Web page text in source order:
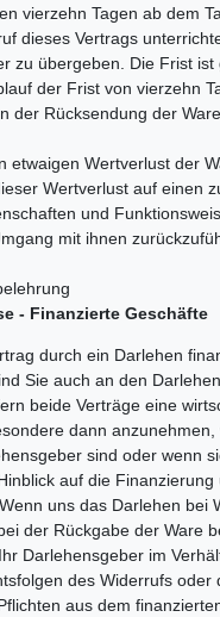
vierzehn Tagen ab dem
dieses Vertrags
zu übergeben. Die Frist ist
der Frist von vierzehn
der Rücksendung der
etwaigen Wertverlust der
Wertverlust auf einen
und
mit ihnen
- Finanzierte Geschäfte
durch ein Darlehen
Sie auch an den
beide Verträge eine
dann anzunehmen,
sind oder wenn
auf die Finanzierung
uns das Darlehen bei
der Rückgabe der Ware
Darlehensgeber im
des Widerrufs oder
aus dem